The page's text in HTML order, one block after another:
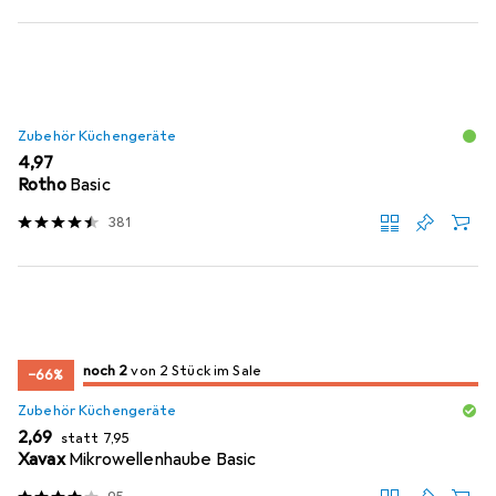
Zubehör Küchengeräte
EUR
4,97
Rotho Basic
381
−66% 2/ 2
2/ 2 im Sale
noch 2 von 2 Stück im Sale
Zubehör Küchengeräte
EUR
2,69 statt EUR
7,95
Xavax Mikrowellenhaube Basic